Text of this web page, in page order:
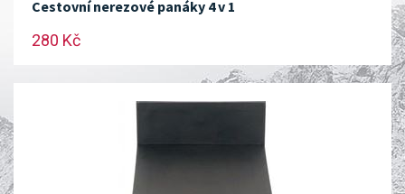
Cestovní nerezové panáky 4 v 1
280 Kč